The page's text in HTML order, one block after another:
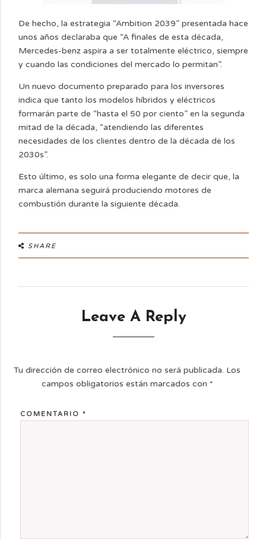
De hecho, la estrategia “Ambition 2039” presentada hace
unos años declaraba que “A finales de esta década,
Mercedes-benz aspira a ser totalmente eléctrico, siempre
y cuando las condiciones del mercado lo permitan”.
Un nuevo documento preparado para los inversores
indica que tanto los modelos híbridos y eléctricos
formarán parte de “hasta el 50 por ciento” en la segunda
mitad de la década, “atendiendo las diferentes
necesidades de los clientes dentro de la década de los
2030s”.
Esto último, es solo una forma elegante de decir que, la
marca alemana seguirá produciendo motores de
combustión durante la siguiente década.
SHARE
Leave A Reply
Tu dirección de correo electrónico no será publicada. Los
campos obligatorios están marcados con *
COMENTARIO *